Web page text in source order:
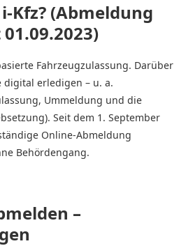
Kfz? (Abmeldung
Fahrzeugzulassung. Darüber
digital erledigen – u. a.
Ummeldung und die
. Seit dem 1. September
Online-Abmeldung
Behördengang.
–